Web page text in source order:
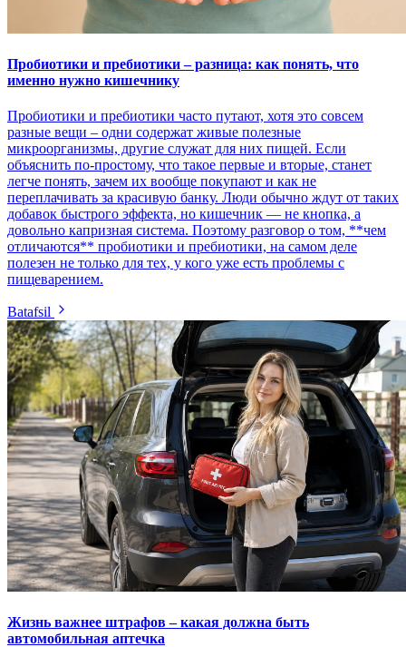
Пробиотики и пребиотики – разница: как понять, что
именно нужно кишечнику
Пробиотики и пребиотики часто путают, хотя это совсем
разные вещи – одни содержат живые полезные
микроорганизмы, другие служат для них пищей. Если
объяснить по-простому, что такое первые и вторые, станет
легче понять, зачем их вообще покупают и как не
переплачивать за красивую банку. Люди обычно ждут от таких
добавок быстрого эффекта, но кишечник — не кнопка, а
довольно капризная система. Поэтому разговор о том, **чем
отличаются** пробиотики и пребиотики, на самом деле
полезен не только для тех, у кого уже есть проблемы с
пищеварением.
Batafsil
Жизнь важнее штрафов – какая должна быть
автомобильная аптечка